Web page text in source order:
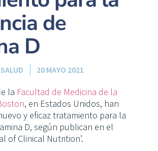
de
D
20 MAYO 2021
la Facultad de Medicina de la
, en Estados Unidos, han
y eficaz tratamiento para la
D, según publican en el
of Clinical Nutrition’.